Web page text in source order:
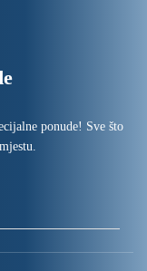
ponude! Sve što